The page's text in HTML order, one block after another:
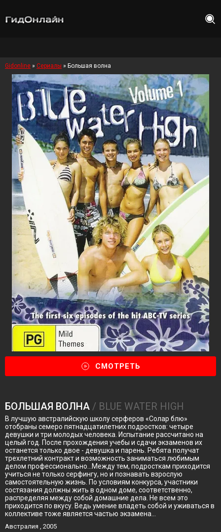
Gidonline » Сериалы » Большая волна
СМОТРЕТЬ
БОЛЬШАЯ ВОЛНА / BLUE WATER HIGH
В лучшую австралийскую школу серферов «Солар блю»
отобраны семеро пятнадцатилетних подростков: четыре
девушки и три молодых человека. Испытание рассчитано на
целый год. После прохождения учебы и сдачи экзаменов их
останется только двое - девушка и парень. Ребята получат
трехлетний контракт и возможность заниматься любимым
делом профессионально…Между тем, подросткам приходится
учиться не только серфингу, но и познавать взрослую
самостоятельную жизнь. По условиям конкурса, участники
состязания должны жить в одном доме, соответственно,
распределяя между собой домашние дела. Не всем это
приходится по вкусу. Ведь умение владеть собой и уживаться в
коллективе тоже является частью экзамена...
Австралия , 2005